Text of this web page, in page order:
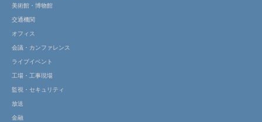
美術館・博物館
交通機関
オフィス
会議・カンファレンス
ライブイベント
工場・工事現場
監視・セキュリティ
放送
金融